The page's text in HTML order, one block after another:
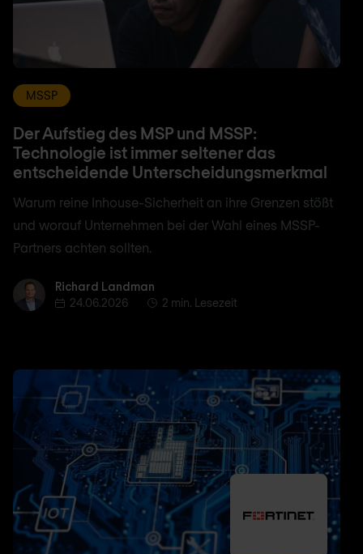
MSSP
Der Aufstieg des MSP und MSSP:
Technologie ist immer seltener das
entscheidende Unterscheidungsmerkmal
Warum reine Inhouse-Sicherheit an ihre Grenzen stößt
und worauf Unternehmen bei der Wahl eines MSSP-
Partners achten sollten.
Richard Landman
Richard Landman
24.06.2026
2 min. Lesezeit